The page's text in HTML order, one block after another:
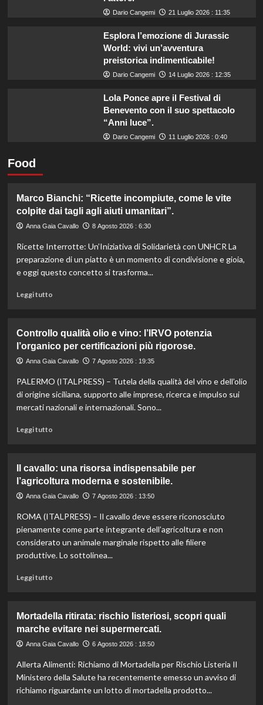
Dario Cangemi 21 Luglio 2026 : 11:35
Esplora l’emozione di Jurassic
World: vivi un’avventura
preistorica indimenticabile!
Dario Cangemi 14 Luglio 2026 : 12:35
Lola Ponce apre il Festival di
Benevento con il suo spettacolo
“Anni luce”.
Dario Cangemi 11 Luglio 2026 : 0:40
Food
Marco Bianchi: “Ricette incompiute, come le vite
colpite dai tagli agli aiuti umanitari”.
Anna Gaia Cavallo 8 Agosto 2026 : 6:30
Ricette Interrotte: Un’Iniziativa di Solidarietà con UNHCR La
preparazione di un piatto è un momento di condivisione e gioia,
e oggi questo concetto si trasforma...
Leggi tuttoLeggi
Marco
Bianchi:
“Ricette
come
le
vite
umanitari”.
Controllo qualità olio e vino: l’IRVO potenzia
l’organico per certificazioni più rigorose.
Anna Gaia Cavallo 7 Agosto 2026 : 19:35
PALERMO (ITALPRESS) – Tutela della qualità del vino e dell’olio
di origine siciliana, supporto alle imprese, ricerca e impulso sui
mercati nazionali e internazionali. Sono...
Leggi tuttoLeggi
Controllo
qualità
olio
vino:
l’IRVO
potenzia
per
Il cavallo: una risorsa indispensabile per
l’agricoltura moderna e sostenibile.
Anna Gaia Cavallo 7 Agosto 2026 : 13:50
ROMA (ITALPRESS) – Il cavallo deve essere riconosciuto
pienamente come parte integrante dell’agricoltura e non
considerato un animale marginale rispetto alle filiere
produttive. Lo sottolinea...
Leggi tuttoLeggi
Il
cavallo:
una
indispensabile
per
l’agricoltura
Mortadella ritirata: rischio listeriosi, scopri quali
marche evitare nei supermercati.
Anna Gaia Cavallo 6 Agosto 2026 : 18:50
Allerta Alimenti: Richiamo di Mortadella per Rischio Listeria Il
Ministero della Salute ha recentemente emesso un avviso di
richiamo riguardante un lotto di mortadella prodotto...